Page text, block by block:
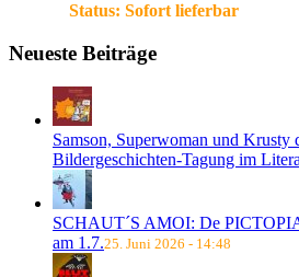
Status: Sofort lieferbar
Neueste Beiträge
Samson, Superwoman und Krusty
Bildergeschichten-Tagung im
SCHAUT´S AMOI: De
am 1.7.25. Juni 2026 - 14:48